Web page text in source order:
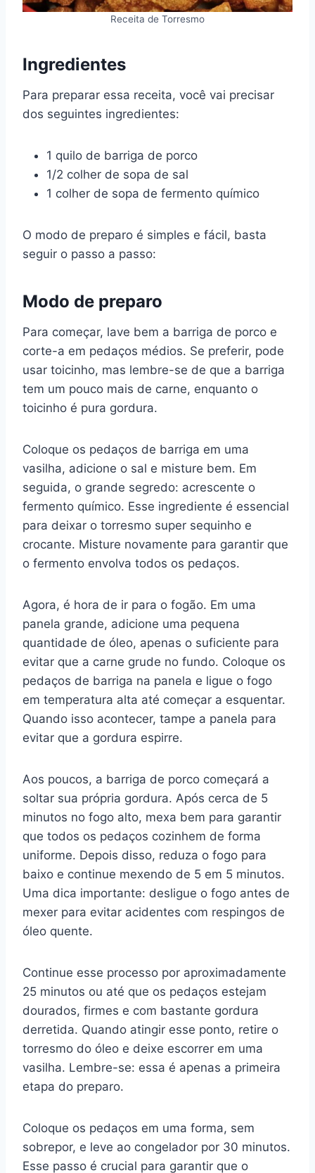
Receita de Torresmo
Ingredientes
Para preparar essa receita, você vai precisar
dos seguintes ingredientes:
1 quilo de barriga de porco
1/2 colher de sopa de sal
1 colher de sopa de fermento químico
O modo de preparo é simples e fácil, basta
seguir o passo a passo:
Modo de preparo
Para começar, lave bem a barriga de porco e
corte-a em pedaços médios. Se preferir, pode
usar toicinho, mas lembre-se de que a barriga
tem um pouco mais de carne, enquanto o
toicinho é pura gordura.
Coloque os pedaços de barriga em uma
vasilha, adicione o sal e misture bem. Em
seguida, o grande segredo: acrescente o
fermento químico. Esse ingrediente é essencial
para deixar o torresmo super sequinho e
crocante. Misture novamente para garantir que
o fermento envolva todos os pedaços.
Agora, é hora de ir para o fogão. Em uma
panela grande, adicione uma pequena
quantidade de óleo, apenas o suficiente para
evitar que a carne grude no fundo. Coloque os
pedaços de barriga na panela e ligue o fogo
em temperatura alta até começar a esquentar.
Quando isso acontecer, tampe a panela para
evitar que a gordura espirre.
Aos poucos, a barriga de porco começará a
soltar sua própria gordura. Após cerca de 5
minutos no fogo alto, mexa bem para garantir
que todos os pedaços cozinhem de forma
uniforme. Depois disso, reduza o fogo para
baixo e continue mexendo de 5 em 5 minutos.
Uma dica importante: desligue o fogo antes de
mexer para evitar acidentes com respingos de
óleo quente.
Continue esse processo por aproximadamente
25 minutos ou até que os pedaços estejam
dourados, firmes e com bastante gordura
derretida. Quando atingir esse ponto, retire o
torresmo do óleo e deixe escorrer em uma
vasilha. Lembre-se: essa é apenas a primeira
etapa do preparo.
Coloque os pedaços em uma forma, sem
sobrepor, e leve ao congelador por 30 minutos.
Esse passo é crucial para garantir que o